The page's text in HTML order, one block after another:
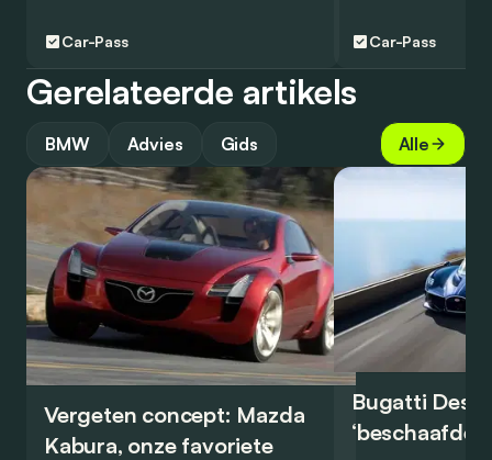
Car-Pass Car-Pass
Gerelateerde artikels
BMW Advies Gids Alle
Vergeten concept: Mazda
Kabura, onze favoriete
Bugatti
‘beschaafde’